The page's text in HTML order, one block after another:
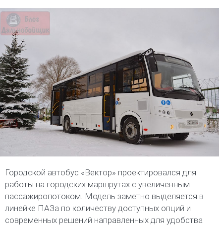
Городской автобус «Вектор» проектировался для
работы на городских маршрутах с увеличенным
пассажиропотоком. Модель заметно выделяется в
линейке ПАЗа по количеству доступных опций и
современных решений направленных для удобства